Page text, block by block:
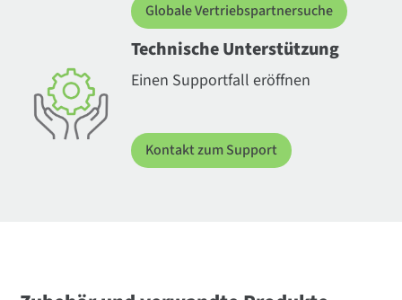
Globale Vertriebspartnersuche
Technische Unterstützung
Einen Supportfall eröffnen
Kontakt zum Support